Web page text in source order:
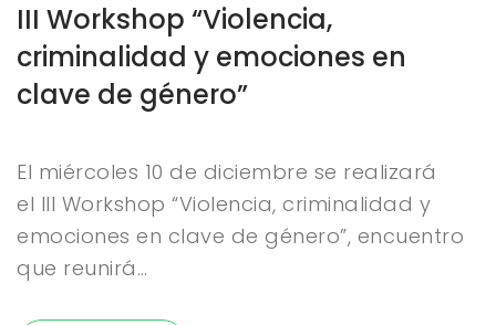
III Workshop “Violencia,
criminalidad y emociones en
clave de género”
El miércoles 10 de diciembre se realizará
el III Workshop “Violencia, criminalidad y
emociones en clave de género”, encuentro
que reunirá…